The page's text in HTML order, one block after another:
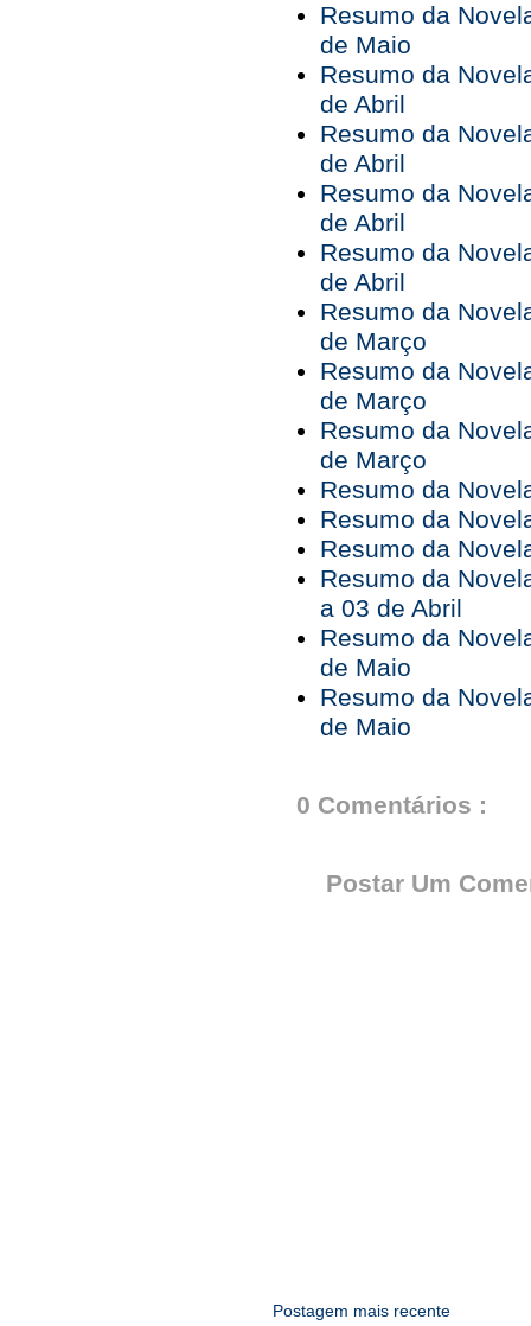
Resumo da
de Maio
Resumo da
de Abril
Resumo da
de Abril
Resumo da
de Abril
Resumo da
de Abril
Resumo da
de Março
Resumo da
de Março
Resumo da
de Março
Resumo da
Resumo da
Resumo da
Resumo da
a 03 de Abril
Resumo da
de Maio
Resumo da
de Maio
0 Comentários :
Postar Um
Postagem mais recente